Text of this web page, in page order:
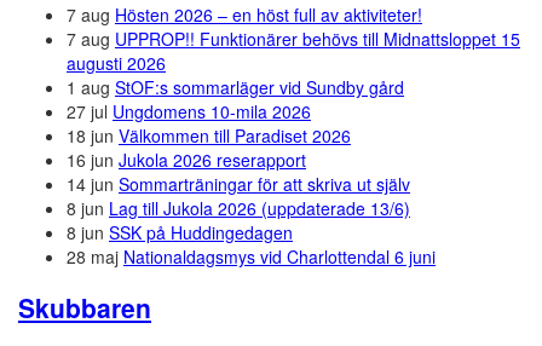
7 aug Hösten 2026 – en höst full av aktiviteter!
7 aug UPPROP!! Funktionärer behövs till Midnattsloppet 15
augusti 2026
1 aug StOF:s sommarläger vid Sundby gård
27 jul Ungdomens 10-mila 2026
18 jun Välkommen till Paradiset 2026
16 jun Jukola 2026 reserapport
14 jun Sommarträningar för att skriva ut själv
8 jun Lag till Jukola 2026 (uppdaterade 13/6)
8 jun SSK på Huddingedagen
28 maj Nationaldagsmys vid Charlottendal 6 juni
Skubbaren